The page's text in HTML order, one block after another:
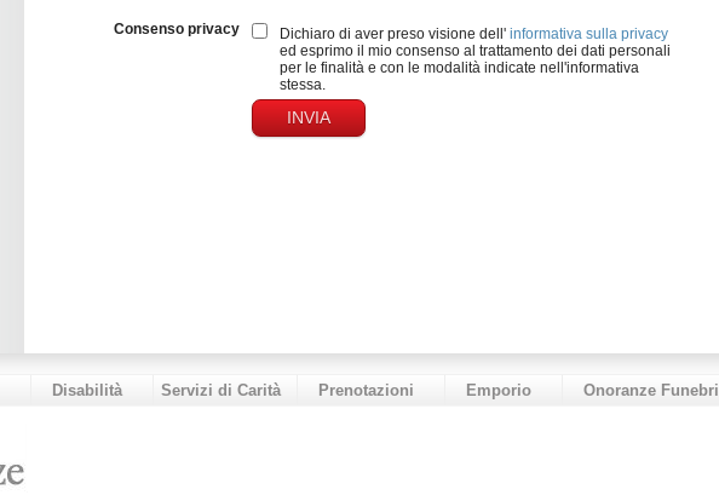
Consenso privacy Dichiaro di aver preso visione dell' informativa sulla privacy
ed esprimo il mio consenso al trattamento dei dati personali
per le finalità e con le modalità indicate nell'informativa
stessa.
Disabilità Servizi di Carità Prenotazioni Emporio Onoranze Funebri